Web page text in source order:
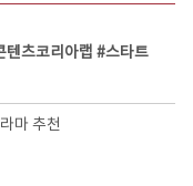
텐츠코리아랩 #스타트
마 추천